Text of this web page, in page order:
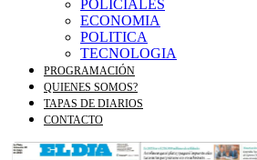
POLICIALES
ECONOMIA
POLITICA
TECNOLOGIA
PROGRAMACIÓN
QUIENES SOMOS?
TAPAS DE DIARIOS
CONTACTO